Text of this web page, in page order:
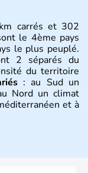
carrés et 302
le 4ème pays
le plus peuplé.
2 séparés du
du territoire
: au Sud un
Nord un climat
et à